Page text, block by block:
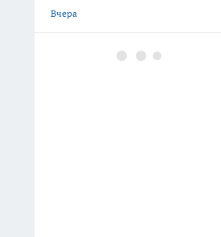
Вчера